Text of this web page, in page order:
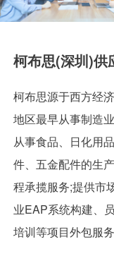
柯布思(深圳)供
柯布思源于西方经
地区最早从事制造
从事食品、日化用
件、五金配件的生
程承揽服务;提供市
业EAP系统构建、
培训等项目外包服务